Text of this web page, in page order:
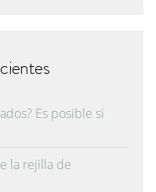
Es posible si
la rejilla de